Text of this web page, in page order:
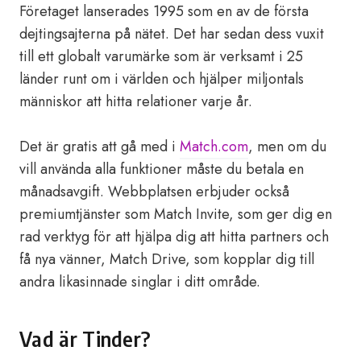
Företaget lanserades 1995 som en av de första
dejtingsajterna på nätet. Det har sedan dess vuxit
till ett globalt varumärke som är verksamt i 25
länder runt om i världen och hjälper miljontals
människor att hitta relationer varje år.
Det är gratis att gå med i Match.com, men om du
vill använda alla funktioner måste du betala en
månadsavgift. Webbplatsen erbjuder också
premiumtjänster som Match Invite, som ger dig en
rad verktyg för att hjälpa dig att hitta partners och
få nya vänner, Match Drive, som kopplar dig till
andra likasinnade singlar i ditt område.
Vad är Tinder?